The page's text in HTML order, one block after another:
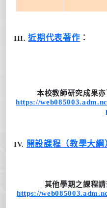
III. 近期代表著作 ︰
本校教師研究成果
https://
IV. 開設課程（教學大綱
其他學期之課程
https://